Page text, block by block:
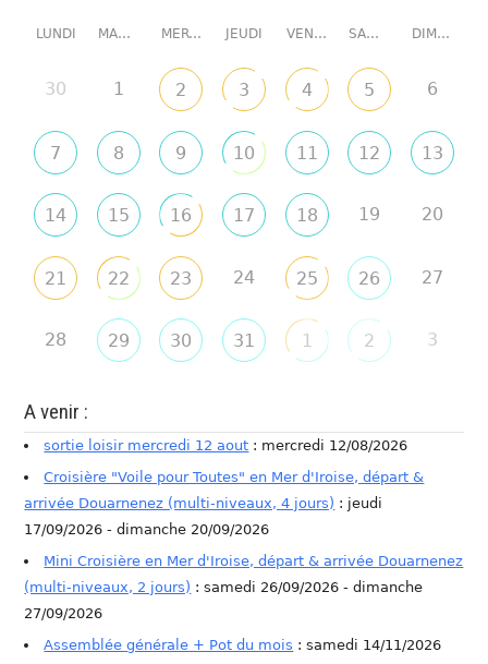
LUNDI MARDI MERCREDI JEUDI VENDREDI SAMEDI DIMANCHE
30 1 2 3 4 5 6
7 8 9 10 11 12 13
14 15 16 17 18 19 20
21 22 23 24 25 26 27
28 29 30 31 1 2 3
A venir :
sortie loisir mercredi 12 aout : mercredi 12/08/2026
Croisière "Voile pour Toutes" en Mer d'Iroise, départ &
arrivée Douarnenez (multi-niveaux, 4 jours) : jeudi
17/09/2026 - dimanche 20/09/2026
Mini Croisière en Mer d'Iroise, départ & arrivée Douarnenez
(multi-niveaux, 2 jours) : samedi 26/09/2026 - dimanche
27/09/2026
Assemblée générale + Pot du mois : samedi 14/11/2026